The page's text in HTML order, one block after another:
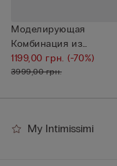
Моделирующая
Комбинация из
Микрофибры Без Швов
1199,00 грн.(-70%)
3999,00 грн.
My Intimissimi